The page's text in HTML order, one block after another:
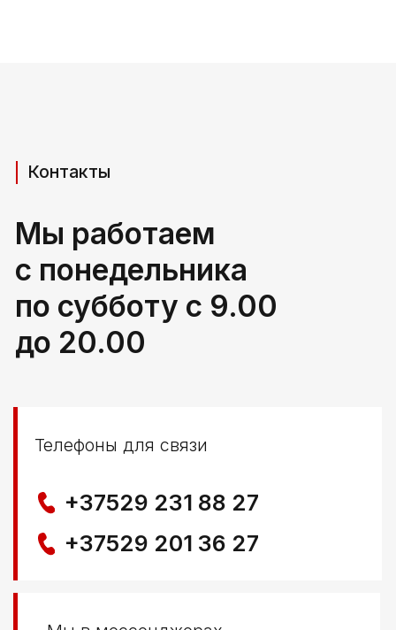
исполнительным комитетом 29.04.2025
Создание сайта Nastya Gurpa
Адрес производства (самовывоз)
г. Береза, ул Свердлова 165ж